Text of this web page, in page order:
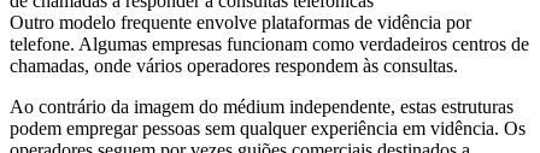
Outro modelo frequente envolve plataformas de vidência por
telefone. Algumas empresas funcionam como verdadeiros centros de
chamadas, onde vários operadores respondem às consultas.
Ao contrário da imagem do médium independente, estas estruturas
podem empregar pessoas sem qualquer experiência em vidência. Os